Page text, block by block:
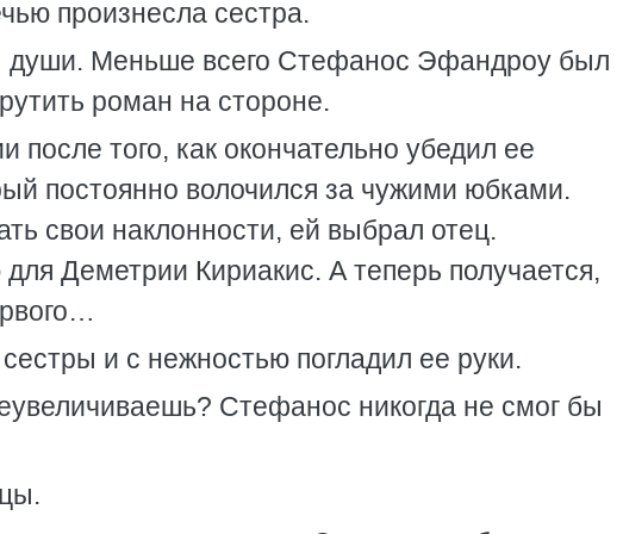
произнесла сестра.
души. Меньше всего Стефанос Эфандроу был
роман на стороне.
того, как окончательно убедил ее
постоянно волочился за чужими юбками.
свои наклонности, ей выбрал отец.
Деметрии Кириакис. А теперь получается,
и с нежностью погладил ее руки.
Стефанос никогда не смог бы